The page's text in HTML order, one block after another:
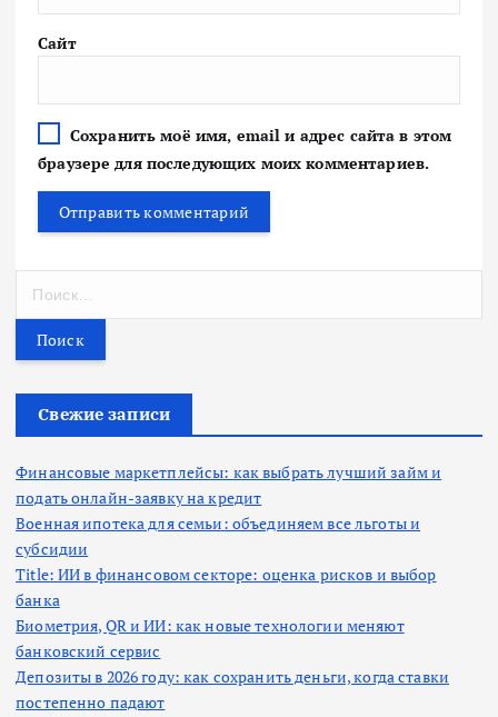
Сайт
Сохранить моё имя, email и адрес сайта в этом
браузере для последующих моих комментариев.
т
Свежие записи
Финансовые маркетплейсы: как выбрать лучший займ и
подать онлайн-заявку на кредит
Военная ипотека для семьи: объединяем все льготы и
субсидии
Title: ИИ в финансовом секторе: оценка рисков и выбор
банка
Биометрия, QR и ИИ: как новые технологии меняют
банковский сервис
Депозиты в 2026 году: как сохранить деньги, когда ставки
постепенно падают